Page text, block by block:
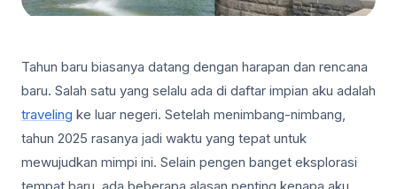
Tahun baru biasanya datang dengan harapan dan rencana
baru. Salah satu yang selalu ada di daftar impian aku adalah
traveling ke luar negeri. Setelah menimbang-nimbang,
tahun 2025 rasanya jadi waktu yang tepat untuk
mewujudkan mimpi ini. Selain pengen banget eksplorasi
tempat baru, ada beberapa alasan penting kenapa aku